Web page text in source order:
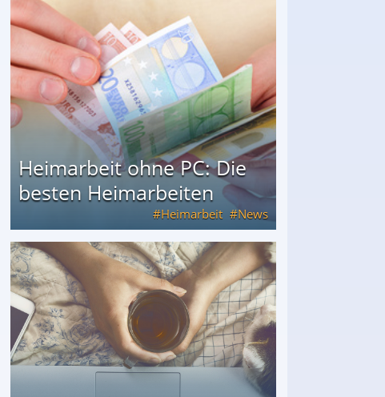
Heimarbeit ohne PC: Die
besten Heimarbeiten
Heimarbeit News